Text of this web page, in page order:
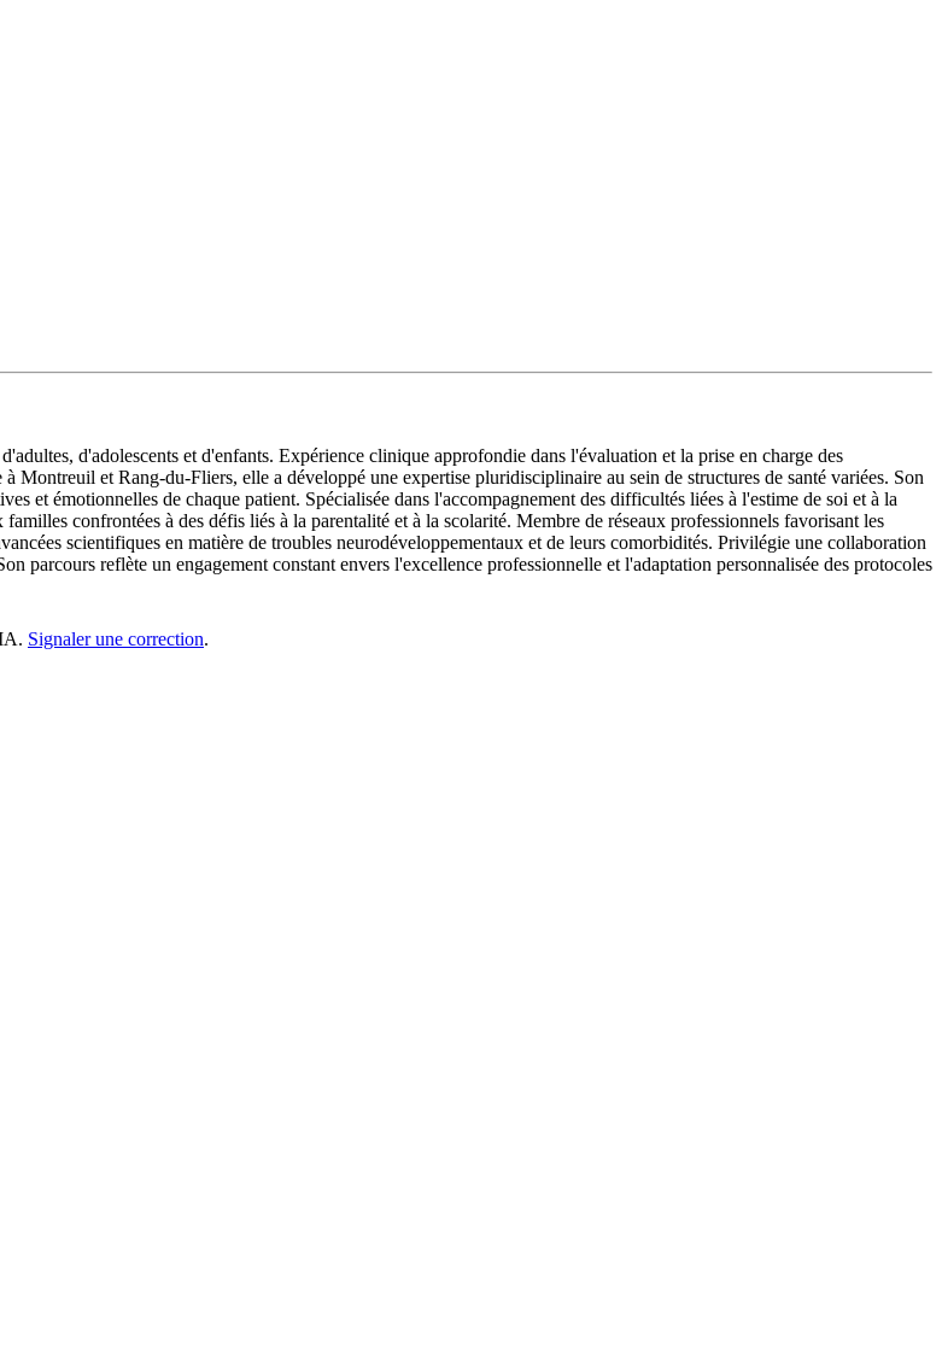
d'adolescents et d'enfants. Expérience clinique approfondie dans l'évaluation et la prise en charge des
et Rang-du-Fliers, elle a développé une expertise pluridisciplinaire au sein de structures de santé variées. Son
et émotionnelles de chaque patient. Spécialisée dans l'accompagnement des difficultés liées à l'estime de soi et à la
confrontées à des défis liés à la parentalité et à la scolarité. Membre de réseaux professionnels favorisant les
scientifiques en matière de troubles neurodéveloppementaux et de leurs comorbidités. Privilégie une collaboration
parcours reflète un engagement constant envers l'excellence professionnelle et l'adaptation personnalisée des protocoles
Signaler une correction.